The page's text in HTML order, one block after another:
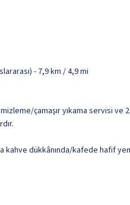
- 7,9 km / 4,9 mi
çamaşır yıkama servisi
kahve dükkânında/kafede hafif